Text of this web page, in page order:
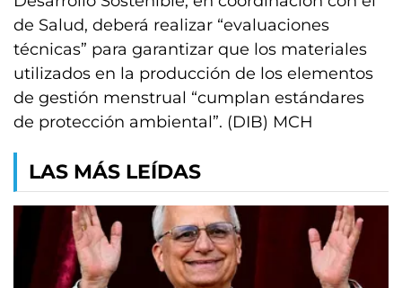
de Salud, deberá realizar “evaluaciones
técnicas” para garantizar que los materiales
utilizados en la producción de los elementos
de gestión menstrual “cumplan estándares
de protección ambiental”. (DIB) MCH
LAS MÁS LEÍDAS